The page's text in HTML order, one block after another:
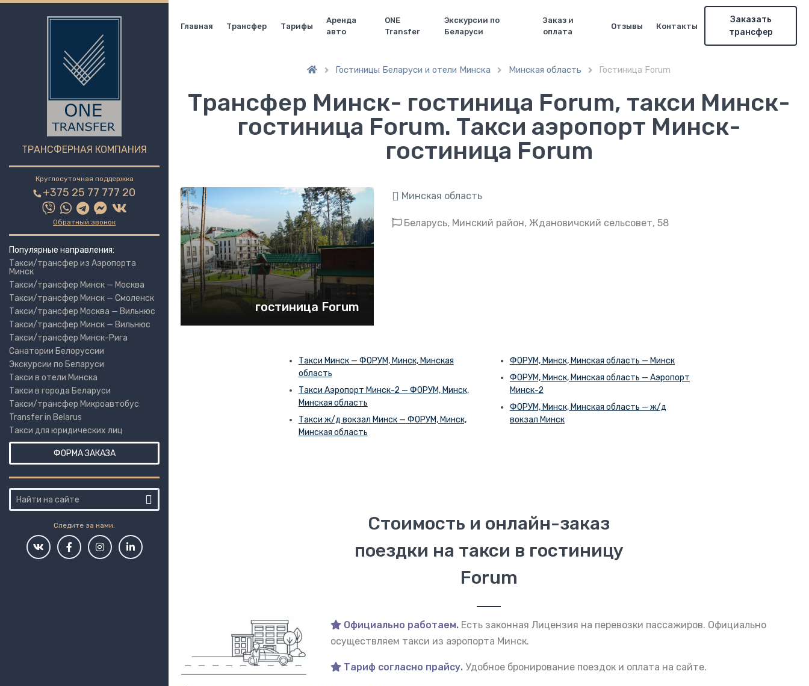
ТРАНСФЕРНАЯ КОМПАНИЯ
Круглосуточная поддержка
+375 25 77 777 20
Обратный звонок
Популярные направления:
Такси/трансфер из Аэропорта
Минск
Такси/трансфер Минск — Москва
Такси/трансфер Минск — Смоленск
Такси/трансфер Москва — Вильнюс
Такси/трансфер Минск — Вильнюс
Такси/трансфер Минск-Рига
Санатории Белоруссии
Экскурсии по Беларуси
Такси в отели Минска
Такси в города Беларуси
Такси/трансфер Микроавтобус
Transfer in Belarus
Такси для юридических лиц
ФОРМА ЗАКАЗА
Следите за нами:
Главная Трансфер Тарифы
Аренда
авто
ONE
Transfer
Экскурсии по
Беларуси
Заказ и
оплата
Отзывы Контакты
Заказать
трансфер
 Гостиницы Беларуси и отели Минска  Минская область  Гостиница Forum
Трансфер Минск- гостиница Forum, такси Минск-
гостиница Forum. Такси аэропорт Минск-
гостиница Forum
гостиница Forum
Минская область
Беларусь, Минский район, Ждановичский сельсовет, 58
Такси Минск — ФОРУМ, Минск, Минская
область
Такси Аэропорт Минск-2 — ФОРУМ, Минск,
Минская область
Такси ж/д вокзал Минск — ФОРУМ, Минск,
Минская область
ФОРУМ, Минск, Минская область — Минск
ФОРУМ, Минск, Минская область — Аэропорт
Минск-2
ФОРУМ, Минск, Минская область — ж/д
вокзал Минск
Стоимость и онлайн-заказ
поездки на такси в гостиницу
Forum
Официально работаем. Есть законная Лицензия на перевозки пассажиров. Официально
осуществляем такси из аэропорта Минск.
Тариф согласно прайсу. Удобное бронирование поездок и оплата на сайте.